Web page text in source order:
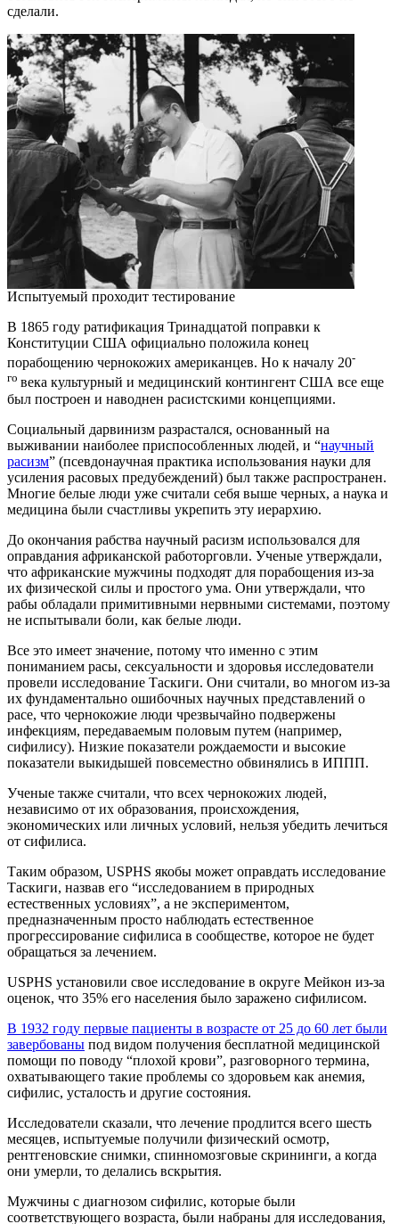
сделали.
Испытуемый проходит тестирование
В 1865 году ратификация Тринадцатой поправки к
Конституции США официально положила конец
порабощению чернокожих американцев. Но к началу 20-
го века культурный и медицинский контингент США все еще
был построен и наводнен расистскими концепциями.
Социальный дарвинизм разрастался, основанный на
выживании наиболее приспособленных людей, и “научный
расизм” (псевдонаучная практика использования науки для
усиления расовых предубеждений) был также распространен.
Многие белые люди уже считали себя выше черных, а наука и
медицина были счастливы укрепить эту иерархию.
До окончания рабства научный расизм использовался для
оправдания африканской работорговли. Ученые утверждали,
что африканские мужчины подходят для порабощения из-за
их физической силы и простого ума. Они утверждали, что
рабы обладали примитивными нервными системами, поэтому
не испытывали боли, как белые люди.
Все это имеет значение, потому что именно с этим
пониманием расы, сексуальности и здоровья исследователи
провели исследование Таскиги. Они считали, во многом из-за
их фундаментально ошибочных научных представлений о
расе, что чернокожие люди чрезвычайно подвержены
инфекциям, передаваемым половым путем (например,
сифилису). Низкие показатели рождаемости и высокие
показатели выкидышей повсеместно обвинялись в ИППП.
Ученые также считали, что всех чернокожих людей,
независимо от их образования, происхождения,
экономических или личных условий, нельзя убедить лечиться
от сифилиса.
Таким образом, USPHS якобы может оправдать исследование
Таскиги, назвав его “исследованием в природных
естественных условиях”, а не экспериментом,
предназначенным просто наблюдать естественное
прогрессирование сифилиса в сообществе, которое не будет
обращаться за лечением.
USPHS установили свое исследование в округе Мейкон из-за
оценок, что 35% его населения было заражено сифилисом.
В 1932 году первые пациенты в возрасте от 25 до 60 лет были
завербованы под видом получения бесплатной медицинской
помощи по поводу “плохой крови”, разговорного термина,
охватывающего такие проблемы со здоровьем как анемия,
сифилис, усталость и другие состояния.
Исследователи сказали, что лечение продлится всего шесть
месяцев, испытуемые получили физический осмотр,
рентгеновские снимки, спинномозговые скрининги, а когда
они умерли, то делались вскрытия.
Мужчины с диагнозом сифилис, которые были
соответствующего возраста, были набраны для исследования,